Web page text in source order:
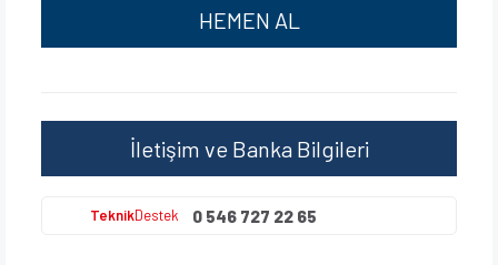
HEMEN AL
İletişim ve Banka Bilgileri
TeknikDestek 0 546 727 22 65